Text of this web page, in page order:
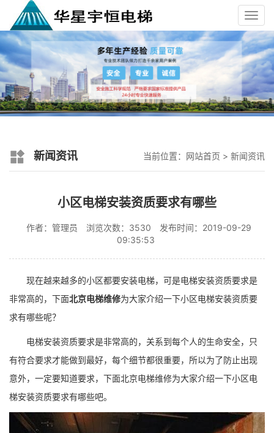
新闻资讯 当前位置： 网站首页 > 新闻资讯
小区电梯安装资质要求有哪些
作者：管理员 浏览次数：3530
发布时间：2019-09-29
09:35:53
现在越来越多的小区都要安装电梯，可是电梯安装资质要求是
非常高的，下面北京电梯维修为大家介绍一下小区电梯安装资质要
求有哪些呢？
电梯安装资质要求是非常高的，关系到每个人的生命安全，只
有符合要求才能做到最好，每个细节都很重要，所以为了防止出现
意外，一定要知道要求，下面北京电梯维修为大家介绍一下小区电
梯安装资质要求有哪些吧。